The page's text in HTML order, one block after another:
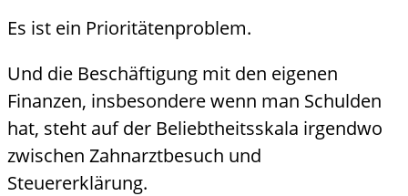
Es ist ein Prioritätenproblem.
Und die Beschäftigung mit den eigenen
Finanzen, insbesondere wenn man Schulden
hat, steht auf der Beliebtheitsskala irgendwo
zwischen Zahnarztbesuch und
Steuererklärung.